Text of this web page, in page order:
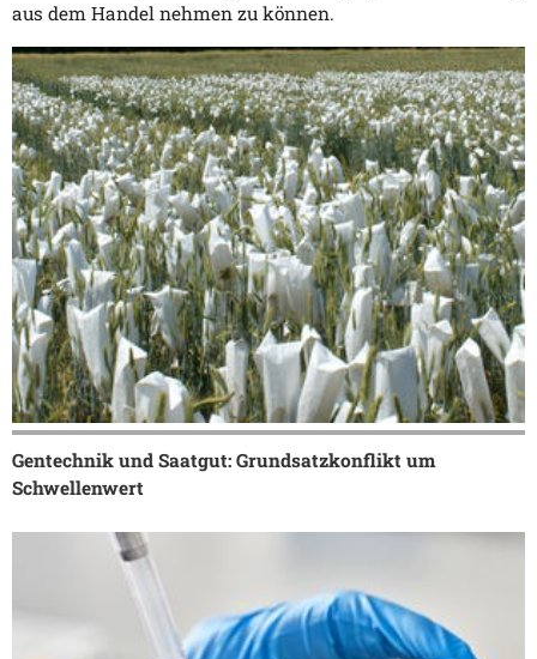
aus dem Handel nehmen zu können.
Gentechnik und Saatgut: Grundsatzkonflikt um
Schwellenwert